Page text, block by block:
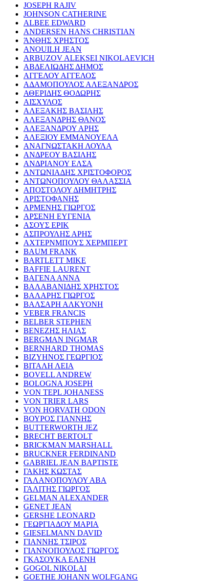
JOSEPH RAJIV
JOHNSON CATHERINE
ALBEE EDWARD
ANDERSEN HANS CHRISTIAN
ΆΝΘΗΣ ΧΡΗΣΤΟΣ
ANOUILH JEAN
ARBUZOV ALEKSEI NIKOLAEVICH
ΑΒΔΕΛΙΩΔΗΣ ΔΗΜΟΣ
ΑΓΓΕΛΟΥ ΑΓΓΕΛΟΣ
ΑΔΑΜΟΠΟΥΛΟΣ ΑΛΕΞΑΝΔΡΟΣ
ΑΘΕΡΙΔΗΣ ΘΟΔΩΡΗΣ
ΑΙΣΧΥΛΟΣ
ΑΛΕΞΑΚΗΣ ΒΑΣΙΛΗΣ
ΑΛΕΞΑΝΔΡΗΣ ΘΑΝΟΣ
ΑΛΕΞΑΝΔΡΟΥ ΑΡΗΣ
ΑΛΕΞΙΟΥ ΕΜΜΑΝΟΥΕΛΑ
ΑΝΑΓΝΩΣΤΑΚΗ ΛΟΥΛΑ
ΑΝΔΡΕΟΥ ΒΑΣΙΛΗΣ
ΑΝΔΡΙΑΝΟΥ ΕΛΣΑ
ΑΝΤΩΝΙΑΔΗΣ ΧΡΙΣΤΟΦΟΡΟΣ
ΑΝΤΩΝΟΠΟΥΛΟΥ ΘΑΛΑΣΣΙΑ
ΑΠΟΣΤΟΛΟΥ ΔΗΜΗΤΡΗΣ
ΑΡΙΣΤΟΦΑΝΗΣ
ΑΡΜΕΝΗΣ ΓΙΩΡΓΟΣ
ΑΡΣΕΝΗ ΕΥΓΕΝΙΑ
ΑΣΟΥΣ ΕΡΙΚ
ΑΣΠΡΟΥΛΗΣ ΑΡΗΣ
ΑΧΤΕΡΝΜΠΟΥΣ ΧΕΡΜΠΕΡΤ
BAUM FRANK
BARTLETT MIKE
BAFFIE LAURENT
ΒΑΓΕΝΑ ΑΝΝΑ
ΒΑΛΑΒΑΝΙΔΗΣ ΧΡΗΣΤΟΣ
ΒΑΛΑΡΗΣ ΓΙΩΡΓΟΣ
ΒΑΛΣΑΡΗ ΑΛΚΥΟΝΗ
VEBER FRANCIS
BELBER STEPHEN
ΒΕΝΕΖΗΣ ΗΛΙΑΣ
BERGMAN INGMAR
BERNHARD THOMAS
ΒΙΖΥΗΝΟΣ ΓΕΩΡΓΙΟΣ
ΒΙΤΑΛΗ ΛΕΙΑ
BOVELL ANDREW
BOLOGNA JOSEPH
VON TEPL JOHANESS
VON TRIER LARS
VON HORVATH ODON
ΒΟΥΡΟΣ ΓΙΑΝΝΗΣ
BUTTERWORTH JEZ
BRECHT BERTOLT
BRICKMAN MARSHALL
BRUCKNER FERDINAND
GABRIEL JEAN BAPTISTE
ΓΑΚΗΣ ΚΩΣΤΑΣ
ΓΑΛΑΝΟΠΟΥΛΟΥ ΑΒΑ
ΓΑΛΙΤΗΣ ΓΙΩΡΓΟΣ
GELMAN ALEXANDER
GENET JEAN
GERSHE LEONARD
ΓΕΩΡΓΙΑΔΟΥ ΜΑΡΙΑ
GIESELMANN DAVID
ΓΙΑΝΝΗΣ ΤΣΙΡΟΣ
ΓΙΑΝΝΟΠΟΥΛΟΣ ΓΙΩΡΓΟΣ
ΓΚΑΣΟΥΚΑ ΕΛΕΝΗ
GOGOL NIKOLAI
GOETHE JOHANN WOLFGANG